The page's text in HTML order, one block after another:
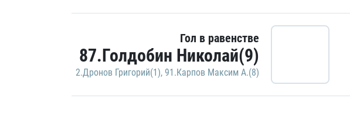
Гол в равенстве
87.Голдобин Николай(9)
2.Дронов Григорий(1), 91.Карпов Максим А.(8)